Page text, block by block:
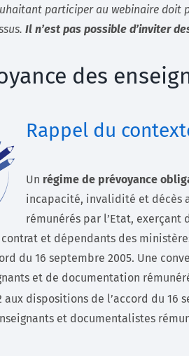
participer au webinaire doit
Il n’est pas possible d’inviter
des
Rappel du
Un régime de prévoyance
incapacité, invalidité et décès
rémunérés par l’Etat, exerçant
et dépendants des
du 16 septembre 2005. Une
et de documentation
aux dispositions de l’accord du
et documentalistes